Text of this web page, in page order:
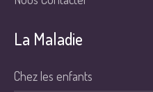
La Maladie
Chez les enfants